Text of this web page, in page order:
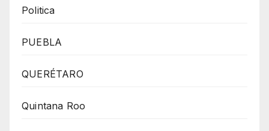
Politica
PUEBLA
QUERÉTARO
Quintana Roo